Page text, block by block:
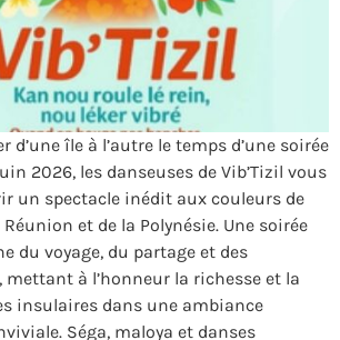
d’une île à l’autre le temps d’une soirée
2026, les danseuses de Vib’Tizil vous
un spectacle inédit aux couleurs de
Réunion et de la Polynésie. Une soirée
du voyage, du partage et des
à l’honneur la richesse et la
insulaires dans une ambiance
Séga, maloya et danses